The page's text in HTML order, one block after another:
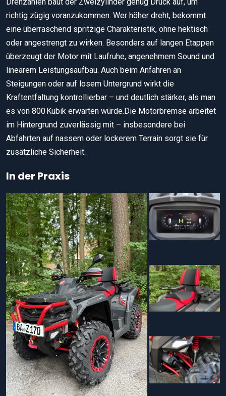
richtig zügig voranzukommen. Wer höher dreht, bekommt
eine überraschend spritzige Charakteristik, ohne hektisch
oder angestrengt zu wirken. Besonders auf langen Etappen
überzeugt der Motor mit Laufruhe, angenehmem Sound und
linearem Leistungsaufbau. Auch beim Anfahren an
Steigungen oder auf losem Untergrund wirkt die
Kraftentfaltung kontrollierbar – und deutlich stärker, als man
es von 800 Kubik erwarten würde.Die Motorbremse arbeitet
im Hintergrund zuverlässig mit – insbesondere bei
Abfahrten auf nassem oder lockerem Terrain sorgt sie für
zusätzliche Sicherheit.
In der Praxis